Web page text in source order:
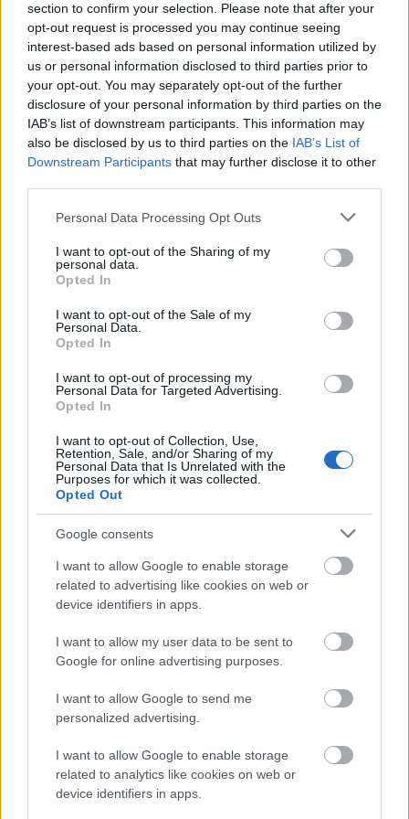
section to confirm your selection. Please note that after your
opt-out request is processed you may continue seeing
interest-based ads based on personal information utilized by
us or personal information disclosed to third parties prior to
your opt-out. You may separately opt-out of the further
disclosure of your personal information by third parties on the
IAB’s list of downstream participants. This information may
also be disclosed by us to third parties on the IAB’s List of
Downstream Participants that may further disclose it to other
Please note that this website/app uses one or more Google
not limited to your visit or usage behaviour. You may click to
grant or deny consent to Google and its third-party tags to
use your data for below specified purposes in below Google
consent section.
Personal Data Processing Opt Outs
I want to opt-out of the Sharing of my
personal data.
Opted In
I want to opt-out of the Sale of my
Personal Data.
Opted In
I want to opt-out of processing my
Personal Data for Targeted Advertising.
Opted In
I want to opt-out of Collection, Use,
Retention, Sale, and/or Sharing of my
Personal Data that Is Unrelated with the
Purposes for which it was collected.
Opted Out
Google consents
I want to allow Google to enable storage
related to advertising like cookies on web or
device identifiers in apps.
I want to allow my user data to be sent to
Google for online advertising purposes.
I want to allow Google to send me
personalized advertising.
I want to allow Google to enable storage
related to analytics like cookies on web or
device identifiers in apps.
bemutatója lesz, amelyet Gothár Péter rendez.
Joanna Murray-Smith Hűtlenek című drámáját
Mészáros Tamás rendezésében láthatja majd a
közönség (október 16.). Neil LaBute A modell című
darabját Lukáts Andor rendezi (december 22.), míg
Schiller Stuart Maria című művét (2005) Alföldi
Róbert állítja színpadra.
György rendezésében. J. M. Synge The Playboy of the
új fordítást készít, az előadás bemutatóját október
22-ére terveik, Bérczes László rendezésében.
Sibylle Berg Helge élete című művének premierjét
decemberben láthatja a közönség, a rendező Czajlik
rendezi, az előadást jövő februárban mutatják be,
mint ahogy Maurice Maeterlinck Pelléas és
Mélisande című darabját is, Balázs Zoltán
rendezésében. T. S. Eliot Gyilkosság a
székesegyházban című tragédiáját Csányi János
(2005 május), Friedrich Dürrenmatt A vak című
darabját Czajlik József állítja színpadra (2005 június)
a Bárka Színházban.
A Budapesti Operettszínházban október 1-én tartják
Michael John LaChiusa Helló! Igen?! (Hello Again!)
című musicaljének premierjét. Az előadást Bőhm
honlapján.
A Madách Színházban Békés Pál A kétbalkezes
Péter rendezésében szeptember 24-ére tervezi. Joe Di
Pietro -Jimmy Roberts Te édes, de jó vagy, légy más
című musicaljének premierje november 12-én lesz,